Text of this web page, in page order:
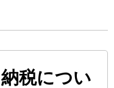
税につい